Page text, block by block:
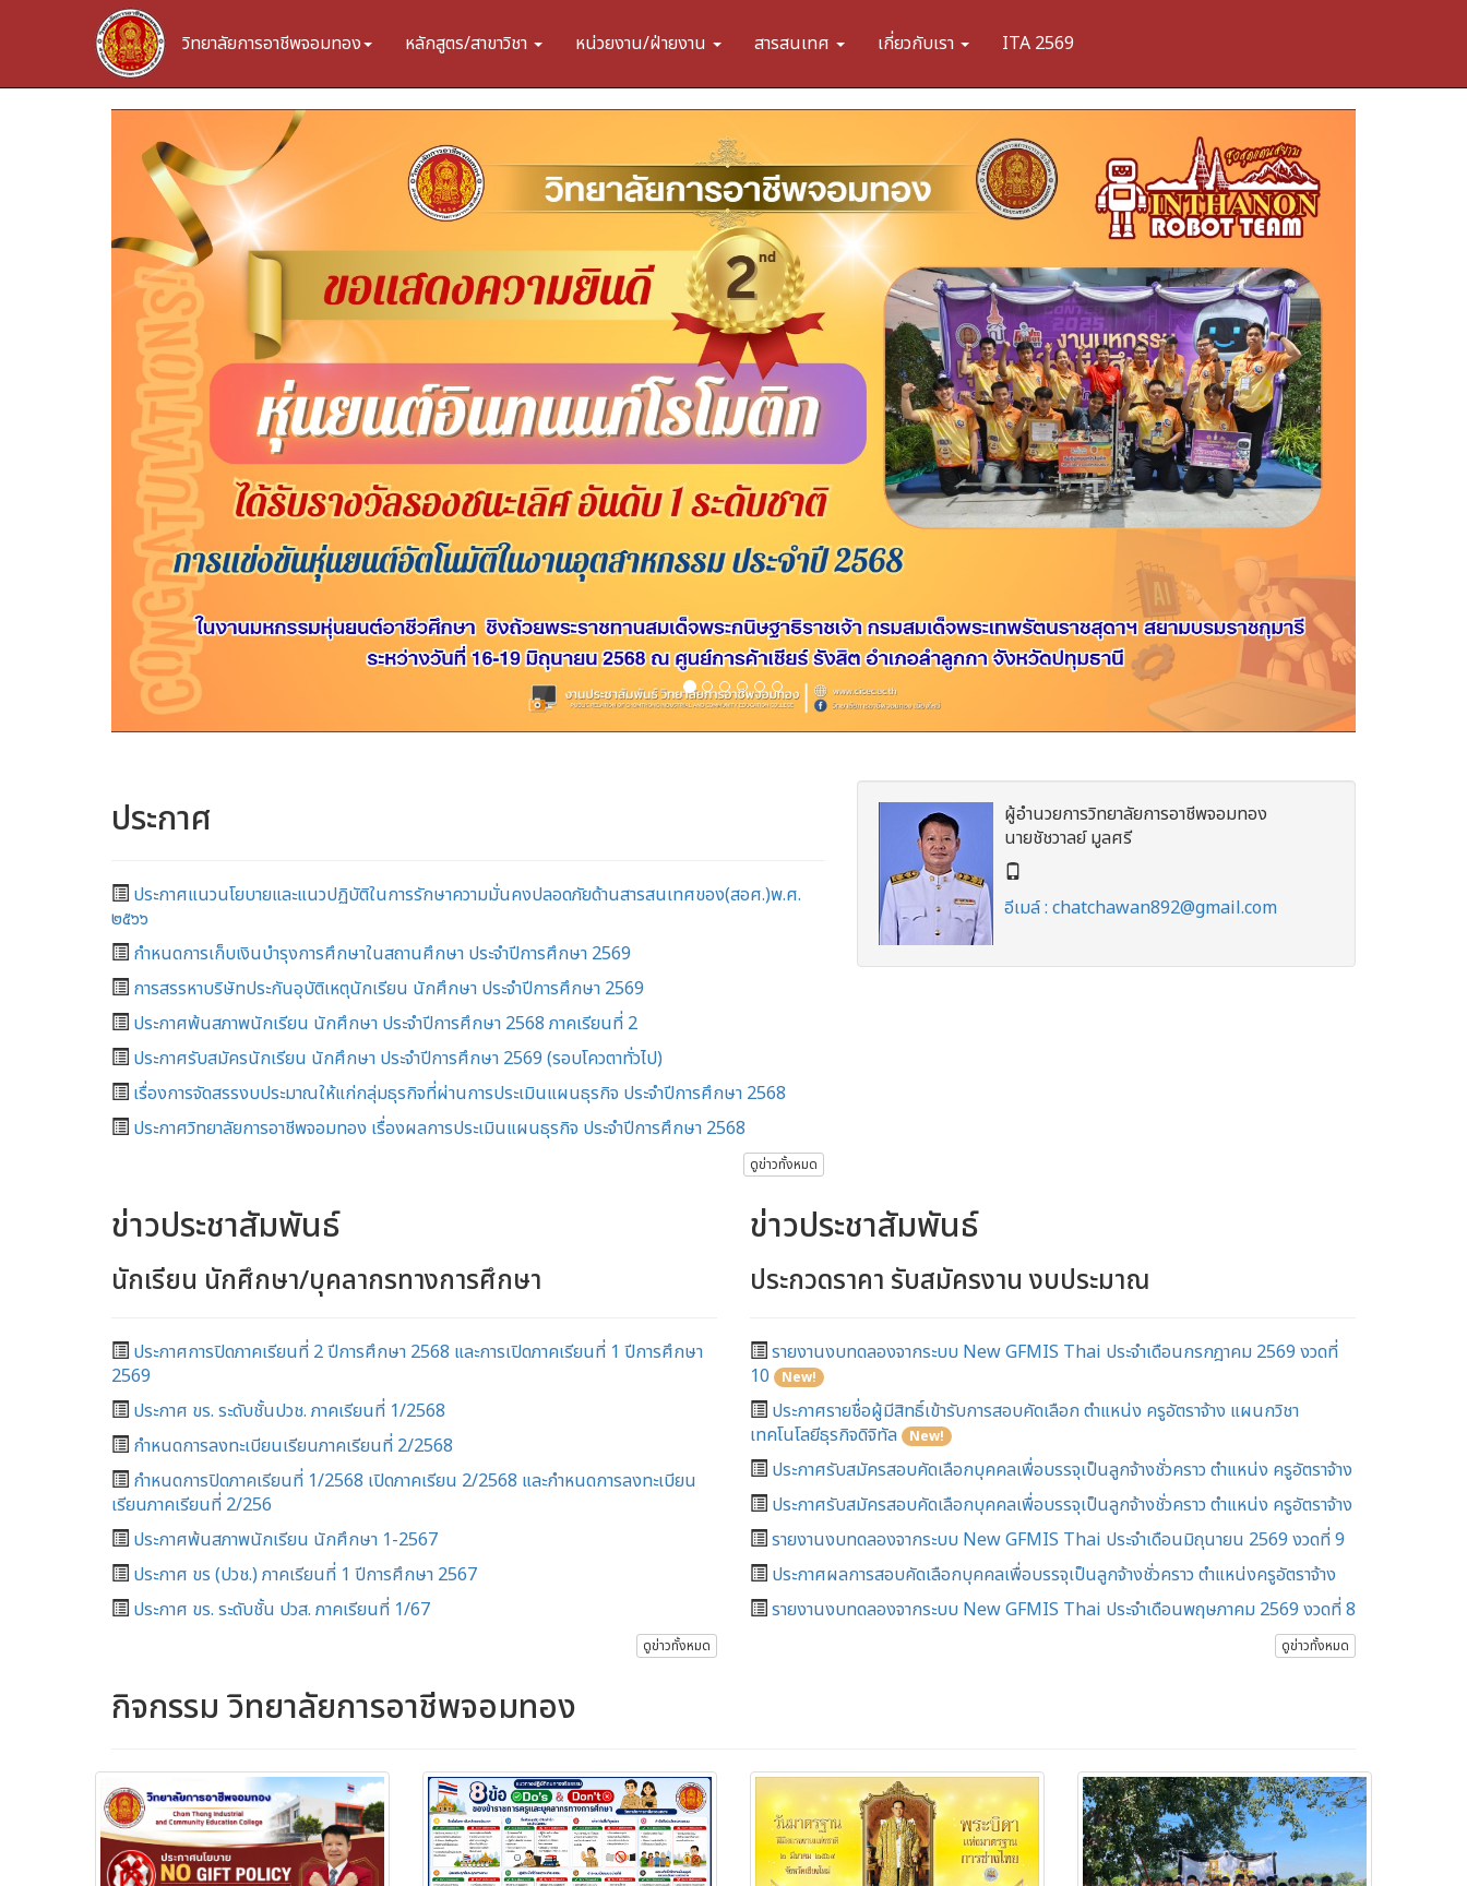
วิทยาลัยการอาชีพจอมทอง หลักสูตร/สาขาวิชา หน่วยงาน/ฝ่ายงาน สารสนเทศ เกี่ยวกับเรา ITA 2569
ประกาศ
ประกาศแนวนโยบายและแนวปฏิบัติในการรักษาความมั่นคงปลอดภัยด้านสารสนเทศของ(สอศ.)พ.ศ.
๒๕๖๖
กำหนดการเก็บเงินบำรุงการศึกษาในสถานศึกษา ประจำปีการศึกษา 2569
การสรรหาบริษัทประกันอุบัติเหตุนักเรียน นักศึกษา ประจำปีการศึกษา 2569
ประกาศพ้นสภาพนักเรียน นักศึกษา ประจำปีการศึกษา 2568 ภาคเรียนที่ 2
ประกาศรับสมัครนักเรียน นักศึกษา ประจำปีการศึกษา 2569 (รอบโควตาทั่วไป)
เรื่องการจัดสรรงบประมาณให้แก่กลุ่มธุรกิจที่ผ่านการประเมินแผนธุรกิจ ประจำปีการศึกษา 2568
ประกาศวิทยาลัยการอาชีพจอมทอง เรื่องผลการประเมินแผนธุรกิจ ประจำปีการศึกษา 2568
ดูข่าวทั้งหมด
ผู้อำนวยการวิทยาลัยการอาชีพจอมทอง
นายชัชวาลย์ มูลศรี
อีเมล์ : chatchawan892@gmail.com
ข่าวประชาสัมพันธ์
นักเรียน นักศึกษา/บุคลากรทางการศึกษา
ประกาศการปิดภาคเรียนที่ 2 ปีการศึกษา 2568 และการเปิดภาคเรียนที่ 1 ปีการศึกษา
2569
ประกาศ ขร. ระดับชั้นปวช. ภาคเรียนที่ 1/2568
กำหนดการลงทะเบียนเรียนภาคเรียนที่ 2/2568
กำหนดการปิดภาคเรียนที่ 1/2568 เปิดภาคเรียน 2/2568 และกำหนดการลงทะเบียน
เรียนภาคเรียนที่ 2/256
ประกาศพ้นสภาพนักเรียน นักศึกษา 1-2567
ประกาศ ขร (ปวช.) ภาคเรียนที่ 1 ปีการศึกษา 2567
ประกาศ ขร. ระดับชั้น ปวส. ภาคเรียนที่ 1/67
ดูข่าวทั้งหมด
ข่าวประชาสัมพันธ์
ประกวดราคา รับสมัครงาน งบประมาณ
รายงานงบทดลองจากระบบ New GFMIS Thai ประจำเดือนกรกฎาคม 2569 งวดที่
10
New!
ประกาศรายชื่อผู้มีสิทธิ์เข้ารับการสอบคัดเลือก ตำแหน่ง ครูอัตราจ้าง แผนกวิชา
เทคโนโลยีธุรกิจดิจิทัล
New!
ประกาศรับสมัครสอบคัดเลือกบุคคลเพื่อบรรจุเป็นลูกจ้างชั่วคราว ตำแหน่ง ครูอัตราจ้าง
ประกาศรับสมัครสอบคัดเลือกบุคคลเพื่อบรรจุเป็นลูกจ้างชั่วคราว ตำแหน่ง ครูอัตราจ้าง
รายงานงบทดลองจากระบบ New GFMIS Thai ประจำเดือนมิถุนายน 2569 งวดที่ 9
ประกาศผลการสอบคัดเลือกบุคคลเพื่อบรรจุเป็นลูกจ้างชั่วคราว ตำแหน่งครูอัตราจ้าง
รายงานงบทดลองจากระบบ New GFMIS Thai ประจำเดือนพฤษภาคม 2569 งวดที่ 8
ดูข่าวทั้งหมด
กิจกรรม วิทยาลัยการอาชีพจอมทอง